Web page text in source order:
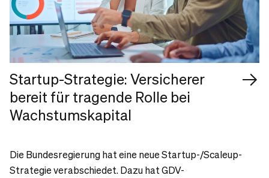
Startup-Strategie: Versicherer
bereit für tragende Rolle bei
Wachstumskapital
Die Bundesregierung hat eine neue Startup-/Scaleup-
Strategie verabschiedet. Dazu hat GDV-